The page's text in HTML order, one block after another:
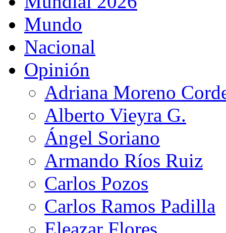
Mundo
Nacional
Opinión
Adriana Moreno
Alberto Vieyra G.
Ángel Soriano
Armando Ríos Ruiz
Carlos Pozos
Carlos Ramos Padilla
Eleazar Flores